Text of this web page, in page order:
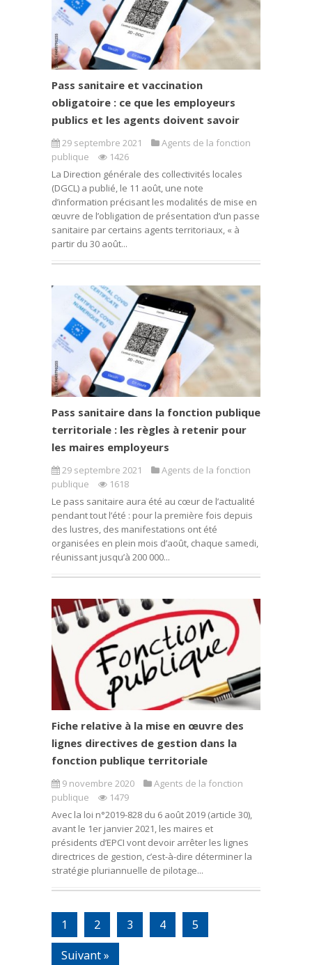
Pass sanitaire et vaccination
obligatoire : ce que les employeurs
publics et les agents doivent savoir
29 septembre 2021
Agents de la fonction
publique
1426
La Direction générale des collectivités locales
(DGCL) a publié, le 11 août, une note
d’information précisant les modalités de mise en
œuvre de l’obligation de présentation d’un passe
sanitaire par certains agents territoriaux, « à
partir du 30 août...
Pass sanitaire dans la fonction publique
territoriale : les règles à retenir pour
les maires employeurs
29 septembre 2021
Agents de la fonction
publique
1618
Le pass sanitaire aura été au cœur de l’actualité
pendant tout l’été : pour la première fois depuis
des lustres, des manifestations ont été
organisées en plein mois d’août, chaque samedi,
réunissant jusqu’à 200 000...
Fiche relative à la mise en œuvre des
lignes directives de gestion dans la
fonction publique territoriale
9 novembre 2020
Agents de la fonction
publique
1479
Avec la loi n°2019-828 du 6 août 2019 (article 30),
avant le 1er janvier 2021, les maires et
présidents d’EPCI vont devoir arrêter les lignes
directrices de gestion, c’est-à-dire déterminer la
stratégie pluriannuelle de pilotage...
1 2 3 4
5
Suivant »